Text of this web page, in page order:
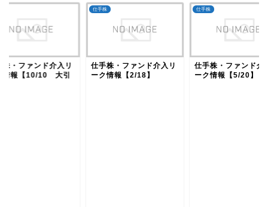
株・ファンド介入リ
情報【10/10 大引
仕手株
仕手株・ファンド介入リ
ーク情報【2/18】
仕手株
仕手株・ファンド介
ーク情報【5/20】